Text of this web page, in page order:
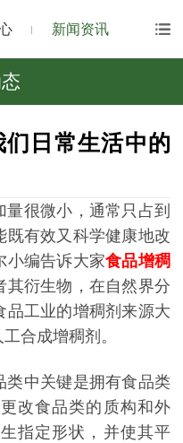
新闻资讯
日常生活中的
很微小，通常只占到
既有效又科学健康地改
小编告诉大家食品增稠
其衍生物，在自然界分
品工业的增稠剂来源大
合成增稠剂。
类中关键是拥有食品类
改食品类的质构和外
指定形状，并使其平